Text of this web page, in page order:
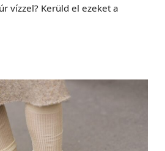
vízzel? Kerüld el ezeket a